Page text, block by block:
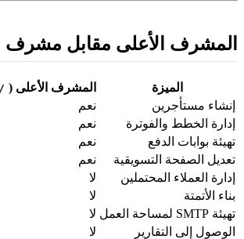
المشرف الأعلى مقابل مشرف
الميزة المشرف الأعلى ( /super-admin
إنشاء مستأجرين
نعم
إدارة الخطط والفوترة
نعم
تهيئة بوابات الدفع
نعم
تعديل الصفحة التسويقية
نعم
إدارة العملاء المحتملين
لا
بناء الأتمتة
لا
تهيئة SMTP لمساحة العمل
لا
الوصول إلى التقارير
لا